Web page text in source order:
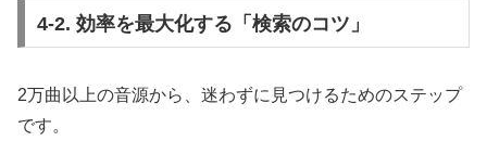
4-2. 効率を最大化する「検索のコツ」
2万曲以上の音源から、迷わずに見つけるためのステップ
です。